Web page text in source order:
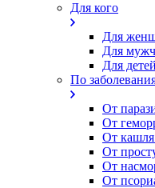
Для кого
Для
Для
Для детей
По
От
Oт
От кашля
От
От
Oт